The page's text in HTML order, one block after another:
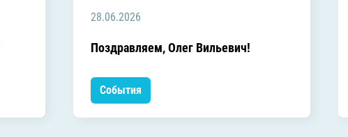
28.06.2026
Поздравляем, Олег Вильевич!
События